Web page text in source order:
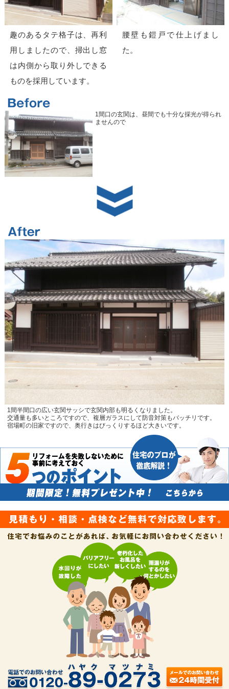
趣のあるタテ格子は、再利
用しましたので、掃出し窓
は内側から取り外しできる
ものを採用しています。
腰壁も鎧戸で仕上げまし
た。
1間口の玄関は、昼間でも十分な採光が得られ
ませんので
1間半間口の広い玄関サッシで玄関内部も明るくなりました。
交通量も多いところですので、複層ガラスにして防音対策もバッチリです。
宿場町の旧家ですので、奥行きはびっくりするほど大きいです。